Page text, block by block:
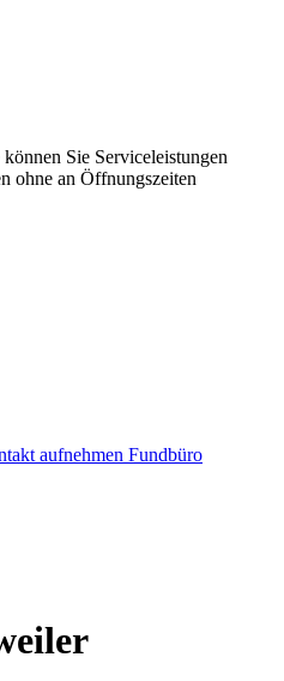
Sie Serviceleistungen
ohne an Öffnungszeiten
aufnehmen Fundbüro